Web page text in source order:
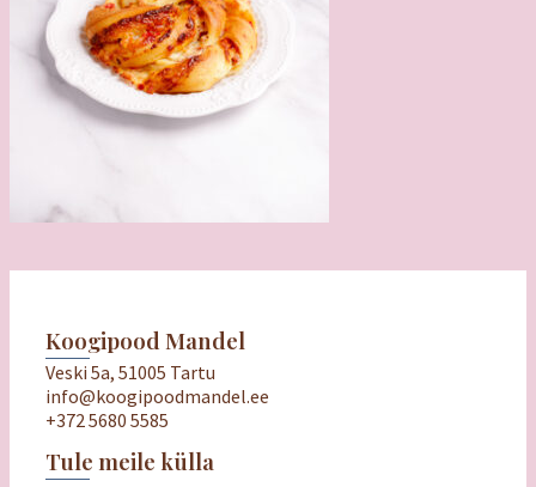
Koogipood Mandel
Veski 5a, 51005 Tartu
info@koogipoodmandel.ee
+372 5680 5585
Tule meile külla